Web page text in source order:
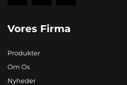
Vores Firma
Produkter
Om Os
Nyheder